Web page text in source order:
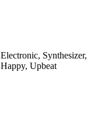
Electronic, Synthesizer,
Happy, Upbeat